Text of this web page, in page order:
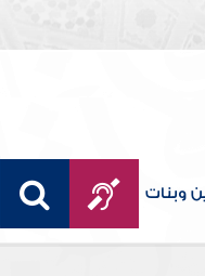
وبنات